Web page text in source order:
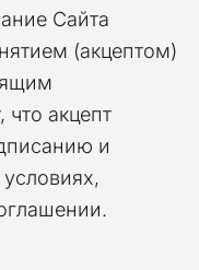
Сайта
(акцептом)
что акцепт
и